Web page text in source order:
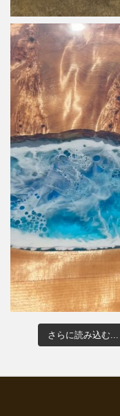
さらに読み込む...